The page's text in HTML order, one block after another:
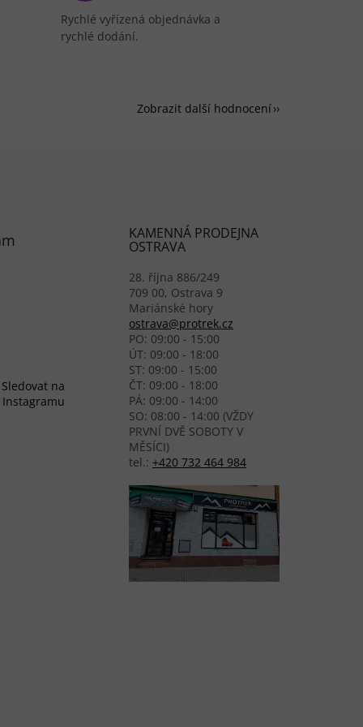
Rychlé vyřízená objednávka a
rychlé dodání.
Zobrazit další hodnocení
Sledovat na
Instagramu
KAMENNÁ PRODEJNA
OSTRAVA
28. října 886/249
709 00, Ostrava 9
Mariánské hory
ostrava@protrek.cz
PO: 09:00 - 15:00
ÚT: 09:00 - 18:00
ST: 09:00 - 15:00
ČT: 09:00 - 18:00
PÁ: 09:00 - 14:00
SO: 08:00 - 14:00 (VŽDY
PRVNÍ DVĚ SOBOTY V
MĚSÍCI)
tel.:+420 732 464 984